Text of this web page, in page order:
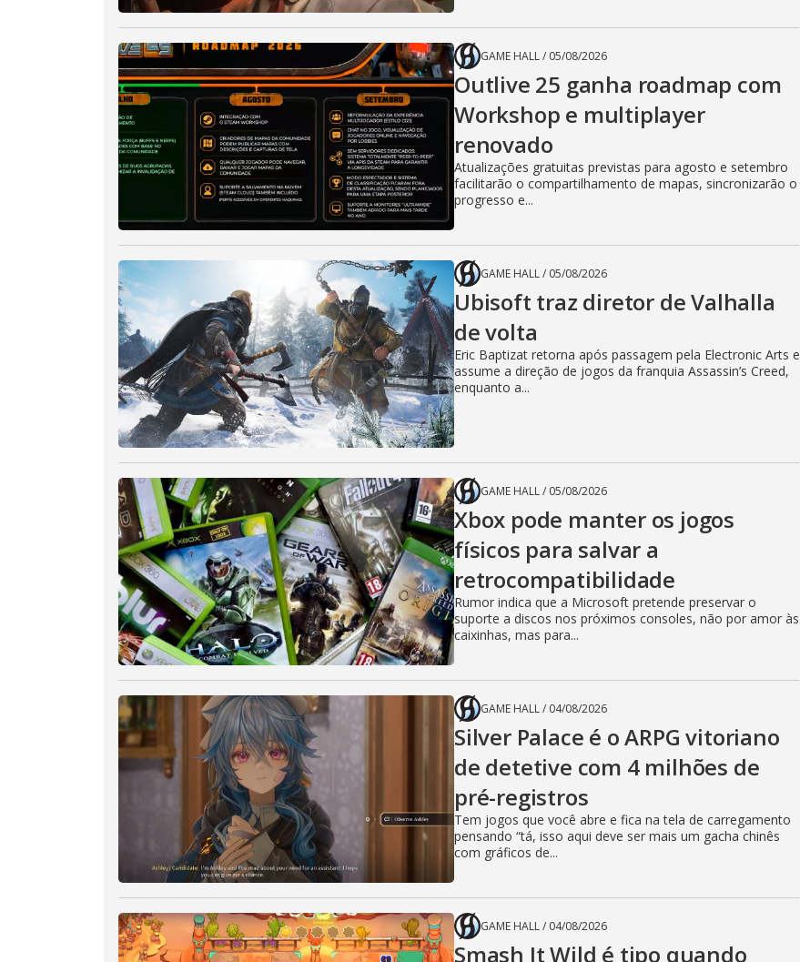
GAME HALL/ 05/08/2026
Outlive 25 ganha roadmap com
Workshop e multiplayer
renovado
Atualizações gratuitas previstas para agosto e setembro
facilitarão o compartilhamento de mapas, sincronizarão o
progresso e...
GAME HALL/ 05/08/2026
Ubisoft traz diretor de Valhalla
de volta
Eric Baptizat retorna após passagem pela Electronic Arts e
assume a direção de jogos da franquia Assassin’s Creed,
enquanto a...
GAME HALL/ 05/08/2026
Xbox pode manter os jogos
físicos para salvar a
retrocompatibilidade
Rumor indica que a Microsoft pretende preservar o
suporte a discos nos próximos consoles, não por amor às
caixinhas, mas para...
GAME HALL/ 04/08/2026
Silver Palace é o ARPG vitoriano
de detetive com 4 milhões de
pré-registros
Tem jogos que você abre e fica na tela de carregamento
pensando “tá, isso aqui deve ser mais um gacha chinês
com gráficos de...
GAME HALL/ 04/08/2026
Smash It Wild é tipo quando